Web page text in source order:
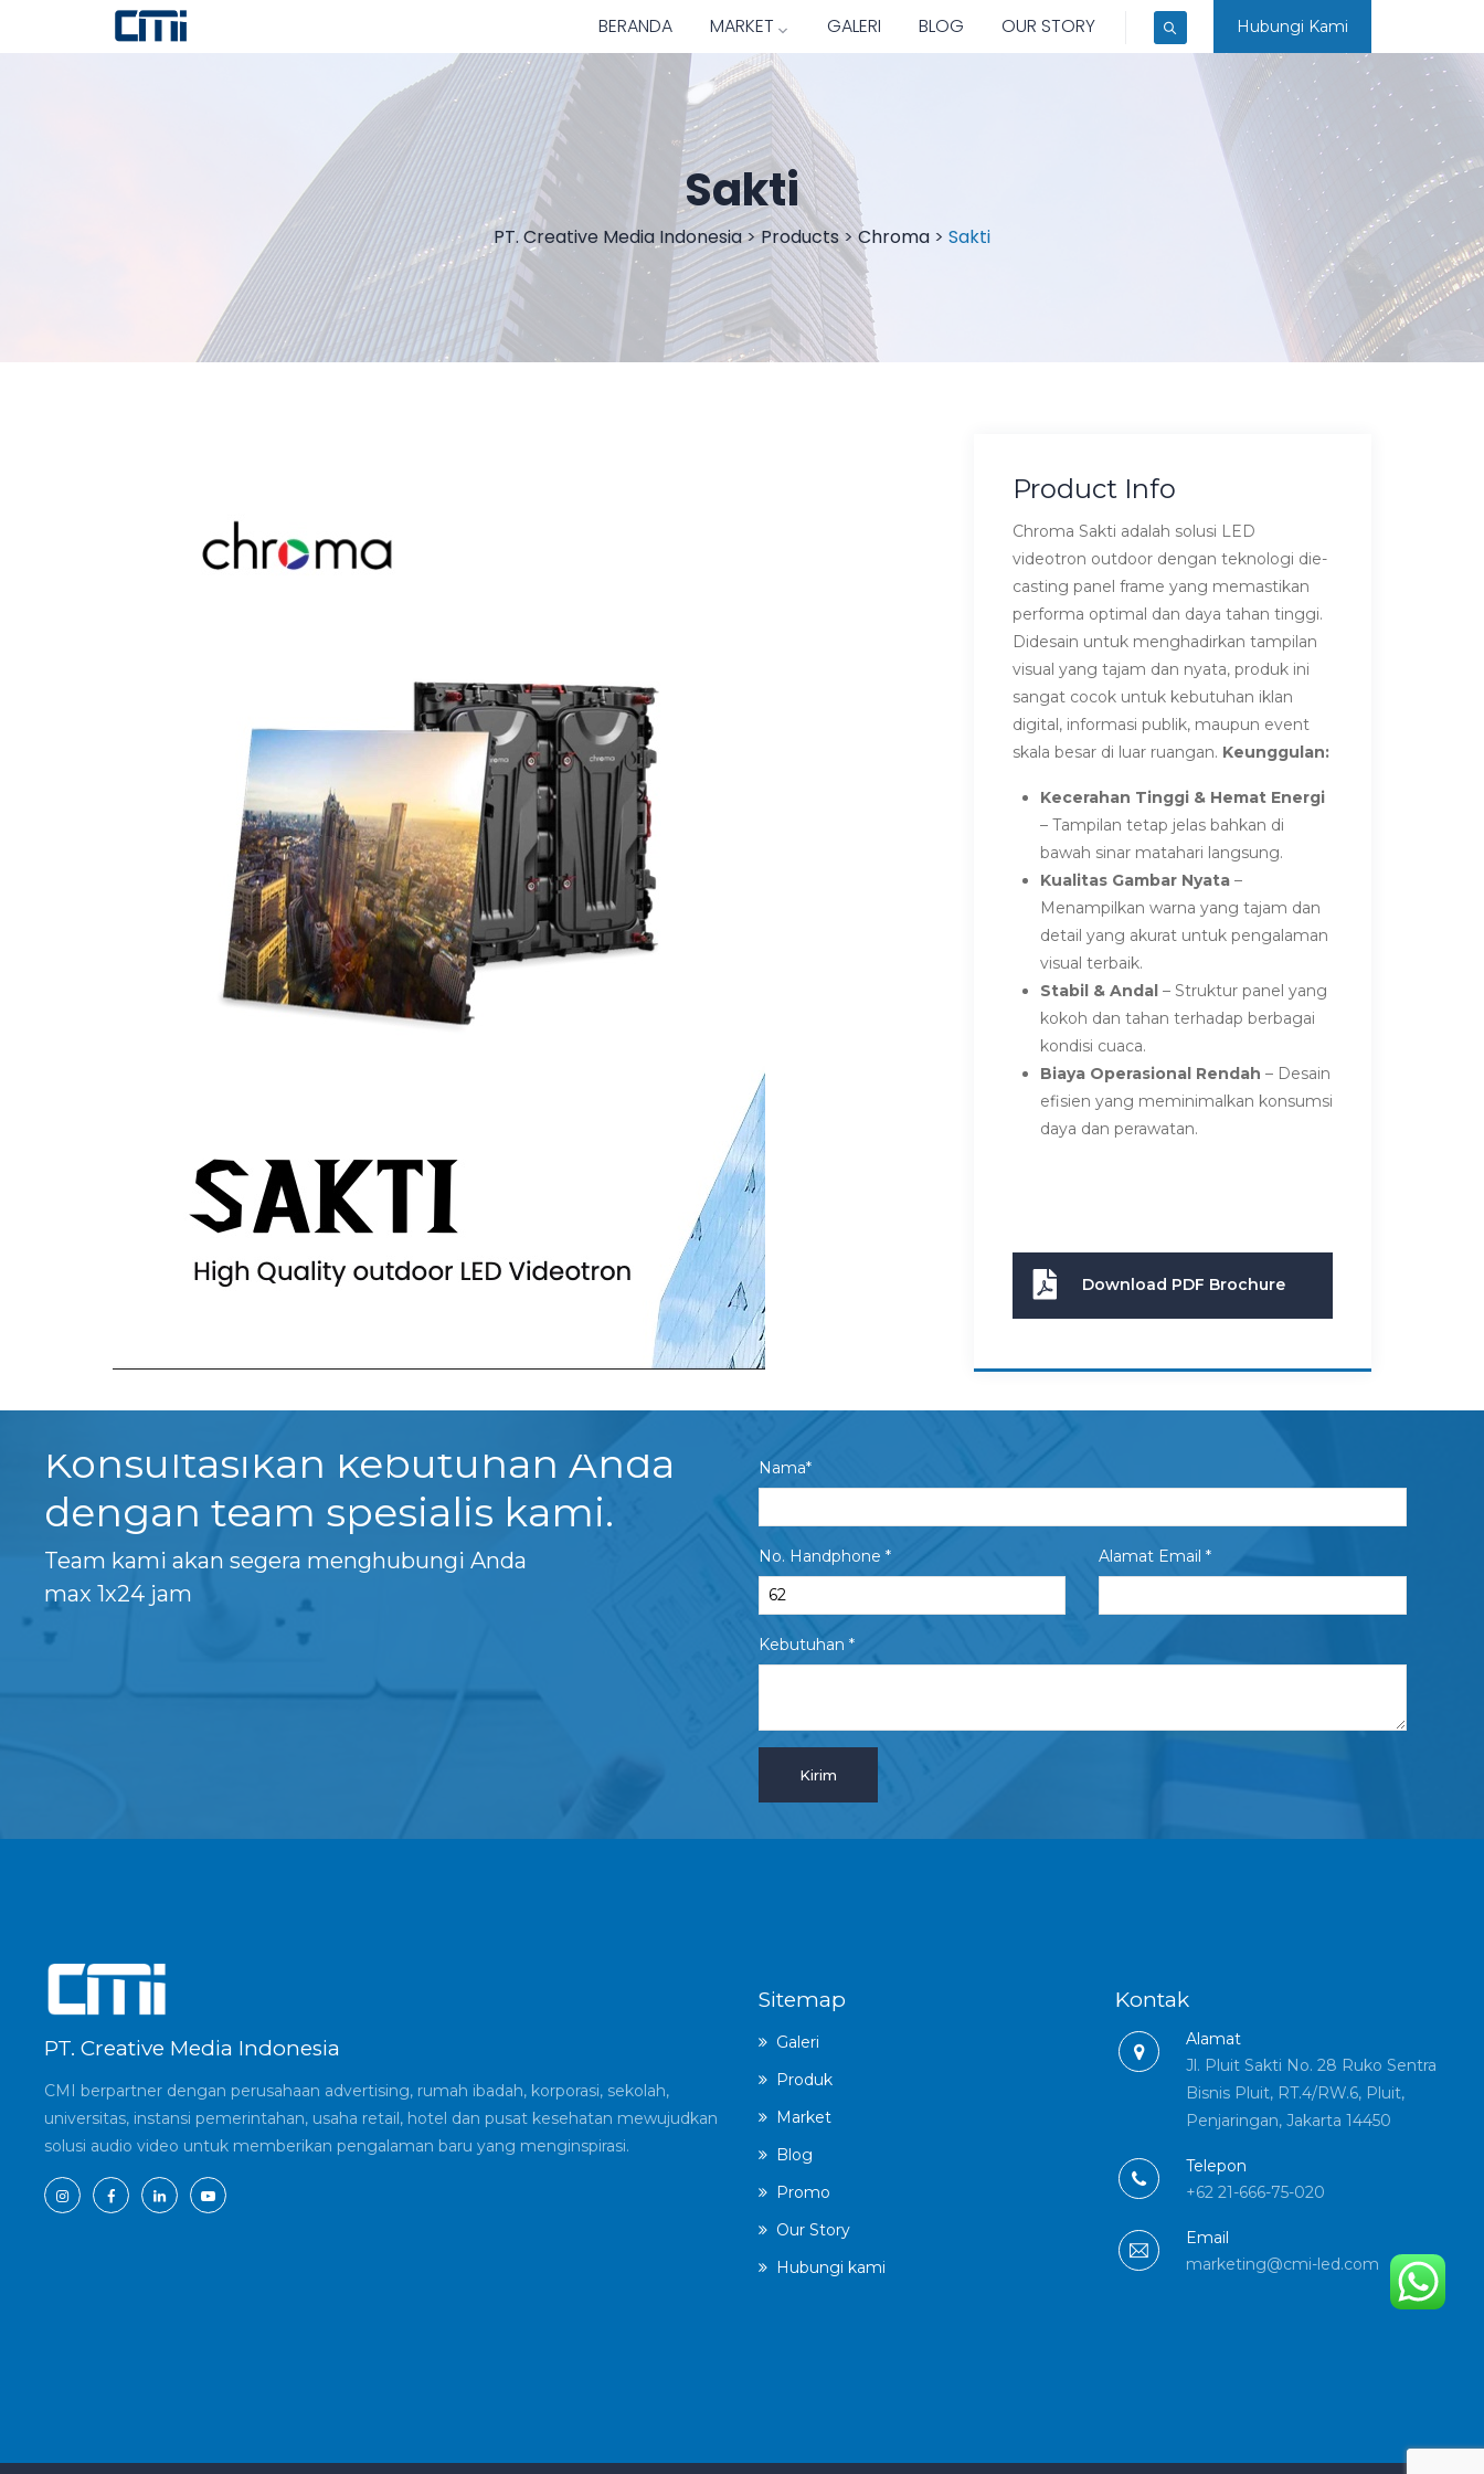
Hubungi Kami
BERANDA MARKET GALERI BLOG OUR STORY
Sakti
PT. Creative Media Indonesia>Products>Chroma > Sakti
Product Info
Chroma Sakti adalah solusi LED
videotron outdoor dengan teknologi die-
casting panel frame yang memastikan
performa optimal dan daya tahan tinggi.
Didesain untuk menghadirkan tampilan
visual yang tajam dan nyata, produk ini
sangat cocok untuk kebutuhan iklan
digital, informasi publik, maupun event
skala besar di luar ruangan. Keunggulan:
Kecerahan Tinggi & Hemat Energi
– Tampilan tetap jelas bahkan di
bawah sinar matahari langsung.
Kualitas Gambar Nyata –
Menampilkan warna yang tajam dan
detail yang akurat untuk pengalaman
visual terbaik.
Stabil & Andal – Struktur panel yang
kokoh dan tahan terhadap berbagai
kondisi cuaca.
Biaya Operasional Rendah – Desain
efisien yang meminimalkan konsumsi
daya dan perawatan.
Download PDF Brochure
Konsultasikan kebutuhan Anda
dengan team spesialis kami.
Team kami akan segera menghubungi Anda
max 1x24 jam
Nama*
No. Handphone * Alamat Email *
Kebutuhan *
PT. Creative Media Indonesia
CMI berpartner dengan perusahaan advertising, rumah ibadah, korporasi, sekolah,
universitas, instansi pemerintahan, usaha retail, hotel dan pusat kesehatan mewujudkan
solusi audio video untuk memberikan pengalaman baru yang menginspirasi.
Sitemap
Galeri
Produk
Market
Blog
Promo
Our Story
Hubungi kami
Kontak
Alamat
Jl. Pluit Sakti No. 28 Ruko Sentra
Bisnis Pluit, RT.4/RW.6, Pluit,
Penjaringan, Jakarta 14450
Telepon
+62 21-666-75-020
Email
marketing@cmi-led.com